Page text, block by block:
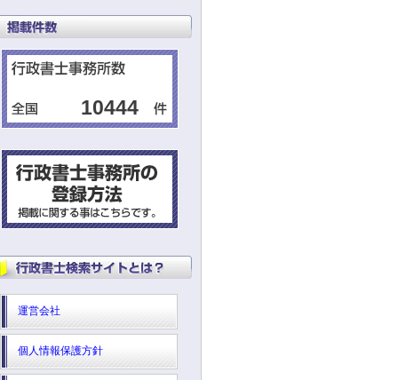
10444
運営会社
個人情報保護方針